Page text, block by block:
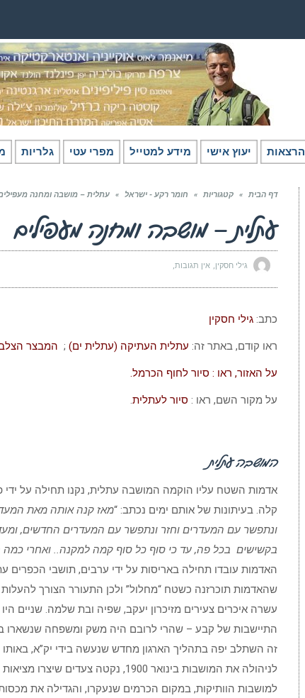
הרצאות יעוץ אישי מידע למטייל מפרי עטי גלריות
דף הבית » קטגוריות » חומר רקע - ישראל » עתלית – מושבה ומחנה
עתלית – מושבה ומחנה מעפילים
גילי חסקין אין תגובות
כתב: גילי חסקין
ראו קודם, באתר זה: עתלית העתיקה (עתלית ים) ; המבצר
על האזור, ראו : סיור לחוף הכרמל.
על מקור השם, ראו : סיור לעתלית.
המושבה עתלית
אדמות השטח עליו הוקמה המושבה עתלית, נקנו תחילה על ידי
קלה. בעיתונות של אותם ימים נכתב: “מאז קנה אותה מאת
ונתפשר עם המעדרים וחזר ונתפשר עם המעדרים החדשים,
בקשישים בכל פה, עד כי סוף כל סוף קמה למקנה.. ואחרי כמה
האדמות עובדו תחילה באריסות על ידי ערבים, תושבי הכפרים
שהאדמות תוכרזנה כשטח “מחלול” ולכן התעורר הצורך
עשרה איכרים צעירים מזיכרון יעקב, שפיה ובת שלמה. שניים
התיישבות של קבע – שהרי לרובם היה משק ומשפחה שנשארו
זה השתלב יפה בתהליך הארגון מחדש שנעשה בידי יק”א, באותו
לניהולה את המושבות בינואר 1900,
למושבות הוותיקות, במקום הכרמים שנעקרו, והגדילה את